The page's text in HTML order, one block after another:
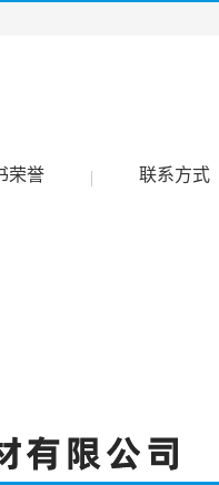
荣誉 联系方式